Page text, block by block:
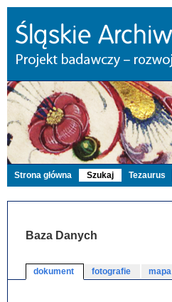
Strona główna Szukaj Tezaurus
Baza Danych
dokument fotografie mapa